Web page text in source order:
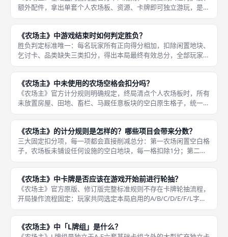
额外配件，拿出单套个人农场板、资源、卡牌即可独立游玩，是同
类工人放置桌游中少有的自带平衡单人规则的作品，核心底层生
产、收获、喂养、建造、计分机制与多人标准版完全统一，仅三处
专属差异化
《农场主》中游戏结束时如何判定胜负？
胜负判定标准唯一：每名玩家所有正向得分相加，扣除闲置地块、
乞讨卡、品类缺失三类扣分，得出本局最终有效总分，全部玩家分
数对比，数值最高者即为本局唯一胜利者。《农场主》不存在中途
淘汰、占领版图、抢先达成条件等提前获胜机制，固定走完完整14
个轮次
《农场主》中未使用的农场空格会扣分吗？
《农场主》官方计分规则明确规定，终局清点个人农场板时，所有
未放置房屋、田地、畜栏、马厩任意板块的空白原生格子，统一判
定为闲置空格，每一格单独扣除1分，多格扣分直接叠加，十几处
闲置空格会一次性扣除十几分，足以抵消多名家庭成员、多座房屋
带来的正
《农场主》的计分规则是怎样的？哪些项目会带来分数？
三大固定扣分项，每一项都会直接削减总分：第一农场闲置空白格
子，农场板未铺设任何设施的空白地块，每一格扣除1分；第二乞
讨卡，收获阶段食物短缺领取的乞讨卡，每张固定扣除3分，是扣
分权重最高的项目；第三品类缺失惩罚，农场完全无田地、无猪、
无羊、无
《农场主》中卡牌是否应该在游戏开始前进行轮抽？
《农场主》官方原版、修订版完整标准规则不存在卡牌轮抽流程，
开局操作流程固定：玩家共同选定本局启用的A/B/C/D/E/F/L字母
卡组，将所有对应职业卡、次要发展卡分开洗牌，形成独立职业牌
堆、次要发展牌堆；随后从职业牌堆顶部依次抽取7张发放给
《农场主》中「L牌组」是什么？